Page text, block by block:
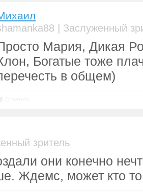
| Заслуженный
Мария, Дикая
Богатые тоже
в общем)
зритель
они конечно
Ждемс, может кто